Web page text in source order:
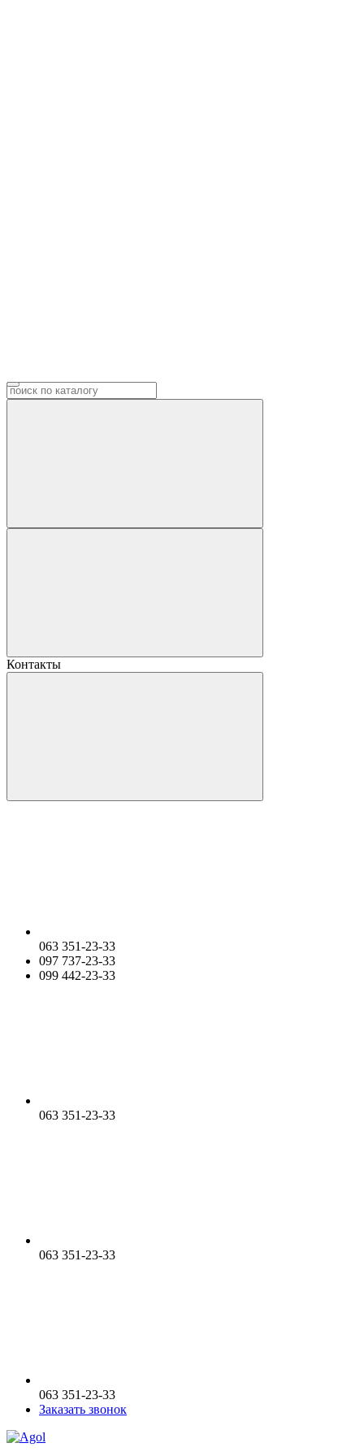
Контакты
063 351-23-33
097 737-23-33
099 442-23-33
063 351-23-33
063 351-23-33
063 351-23-33
Заказать звонок